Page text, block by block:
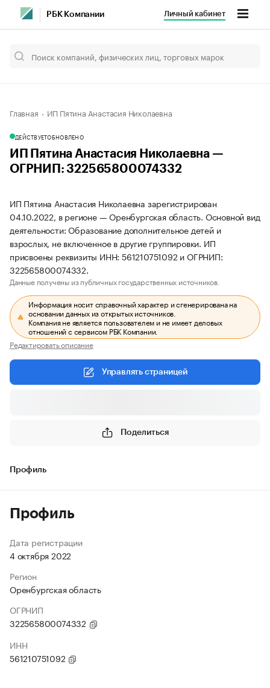
РБК Компании Личный кабинет
Главная ИП Пятина Анастасия Николаевна
ДЕЙСТВУЕТОБНОВЛЕНО
ИП Пятина Анастасия Николаевна —
ОГРНИП: 322565800074332
ИП Пятина Анастасия Николаевна зарегистрирован
04.10.2022, в регионе — Оренбургская область. Основной вид
деятельности: Образование дополнительное детей и
взрослых, не включенное в другие группировки. ИП
присвоены реквизиты ИНН: 561210751092 и ОГРНИП:
322565800074332.
Данные получены из публичных государственных источников.
Информация носит справочный характер и сгенерирована на
основании данных из открытых источников.
Компания не является пользователем и не имеет деловых
отношений с сервисом РБК Компании.
Редактировать описание
Управлять страницей
Поделиться
Профиль
Профиль
Дата регистрации
4 октября 2022
Регион
Оренбургская область
ОГРНИП
322565800074332
ИНН
561210751092